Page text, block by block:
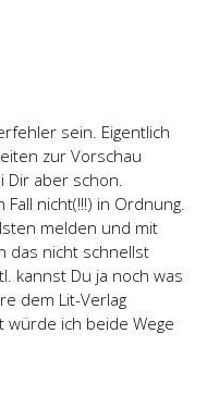
sein. Eigentlich
zur Vorschau
Dir aber schon.
nicht(!!!) in Ordnung.
melden und mit
das nicht schnellst
kannst Du ja noch was
dem Lit-Verlag
würde ich beide Wege